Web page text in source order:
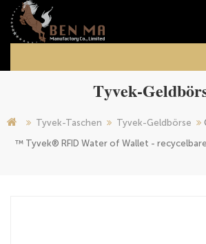
Tyvek-
Tyvek-Taschen Tyvek-Geldbörse
™ Tyvek® RFID Water of Wallet -